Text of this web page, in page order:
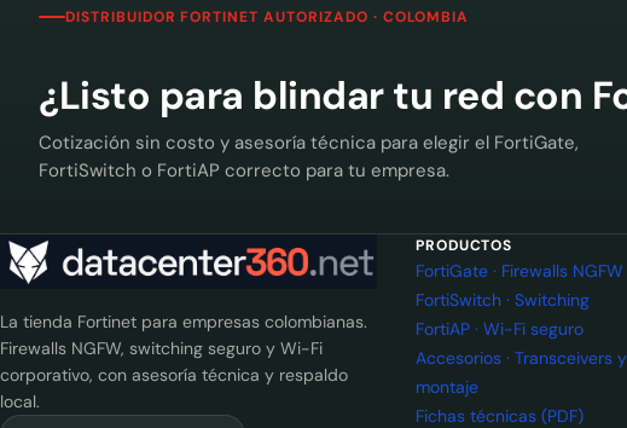
DISTRIBUIDOR FORTINET AUTORIZADO · COLOMBIA
¿Listo para blindar tu red con
Cotización sin costo y asesoría técnica para elegir el FortiGate,
FortiSwitch o FortiAP correcto para tu empresa.
La tienda Fortinet para empresas colombianas.
Firewalls NGFW, switching seguro y Wi-Fi
corporativo, con asesoría técnica y respaldo
local.
PRODUCTOS
FortiGate · Firewalls NGFW
FortiSwitch · Switching
FortiAP · Wi-Fi seguro
Accesorios · Transceivers y
montaje
Fichas técnicas (PDF)